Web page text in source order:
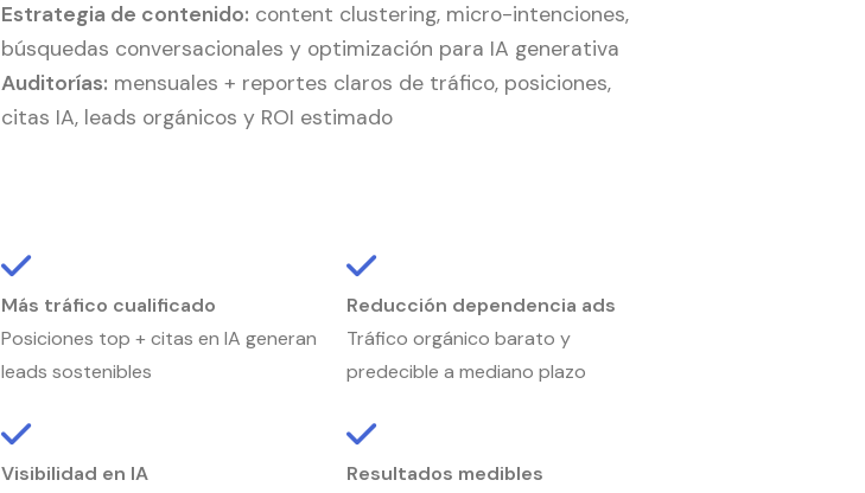
Estrategia de contenido: content clustering, micro-intenciones,
búsquedas conversacionales y optimización para IA generativa
Auditorías: mensuales + reportes claros de tráfico, posiciones,
citas IA, leads orgánicos y ROI estimado
Más tráfico cualificado
Posiciones top + citas en IA generan
leads sostenibles
Reducción dependencia ads
Tráfico orgánico barato y
predecible a mediano plazo
Visibilidad en IA
Resultados medibles